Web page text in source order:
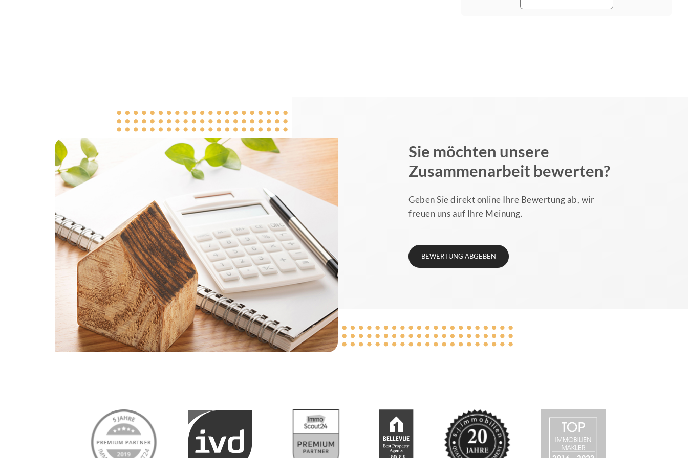
Sie möchten unsere
Zusammenarbeit bewerten?
Geben Sie direkt online Ihre Bewertung ab, wir
freuen uns auf Ihre Meinung.
BEWERTUNG ABGEBEN